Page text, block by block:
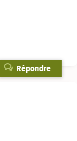
Répondre